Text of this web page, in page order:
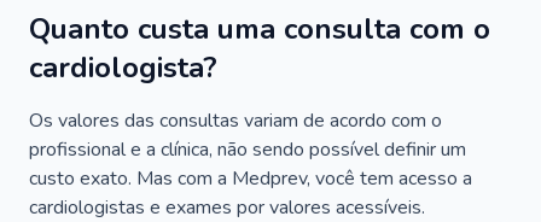
Quanto custa uma consulta com o
cardiologista?
Os valores das consultas variam de acordo com o
profissional e a clínica, não sendo possível definir um
custo exato. Mas com a Medprev, você tem acesso a
cardiologistas e exames por valores acessíveis.